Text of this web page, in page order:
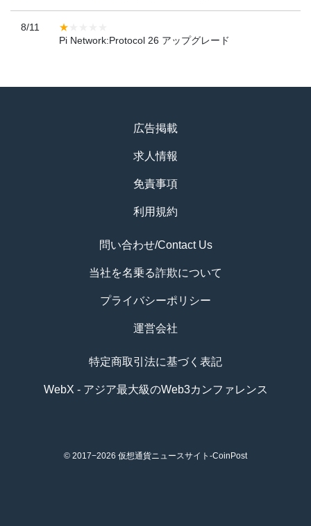
8/11
Pi Network:Protocol 26 アップグレード
広告掲載
求人情報
免責事項
利用規約
問い合わせ/Contact Us
当社を名乗る詐欺について
プライバシーポリシー
運営会社
特定商取引法に基づく表記
WebX - アジア最大級のWeb3カンファレンス
© 2017−2026 仮想通貨ニュースサイト-CoinPost